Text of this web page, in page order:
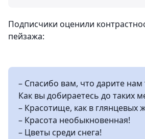
Подписчики оценили
пейзажа:
– Спасибо вам, что дарите нам
Как вы добираетесь до таких
– Красотище, как в глянцевых
– Красота необыкновенная!
– Цветы среди снега!